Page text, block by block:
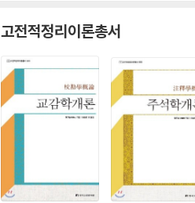
고전적정리이론총서